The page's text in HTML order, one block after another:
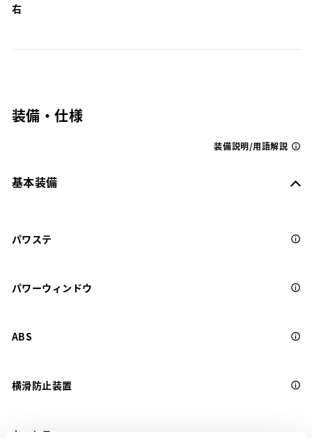
右
装備・仕様
装備説明/用語解説
基本装備
パワステ
パワーウィンドウ
ABS
横滑防止装置
キーレス